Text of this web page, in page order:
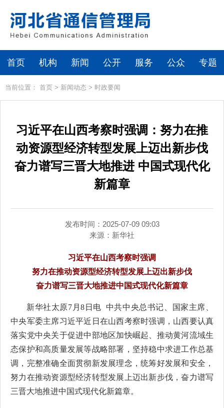
首页 机构 新闻 公开 服务 公众 专题
当前位置： 首页 > 新闻动态 > 时政要闻
习近平在山西考察时强调：努力在推
动资源型经济转型发展上迈出新步伐
奋力谱写三晋大地推进 中国式现代化
新篇章
发布时间：2025-07-09 09:03
来源： 新华社
习近平在山西考察时强调
努力在推动资源型经济转型发展上迈出新步伐
奋力谱写三晋大地推进中国式现代化新篇章
新华社太原7月8日电 中共中央总书记、国家主席、
中央军委主席习近平近日在山西考察时强调，山西要认真
落实党中央关于促进中部地区加快崛起、推动黄河流域生
态保护和高质量发展等战略部署，坚持稳中求进工作总基
调，完整准确全面贯彻新发展理念，统筹好发展和安全，
努力在推动资源型经济转型发展上迈出新步伐，奋力谱写
三晋大地推进中国式现代化新篇章。